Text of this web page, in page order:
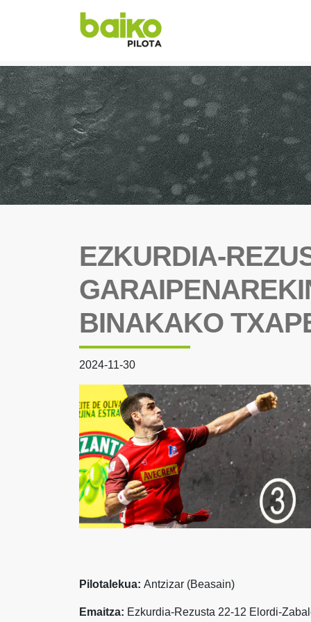
EZKURDIA-
BINAKAKO
2024-11-30
Pilotalekua: Antzizar (Beasain)
Emaitza: Ezkurdia-Rezusta 22-12 Elordi-